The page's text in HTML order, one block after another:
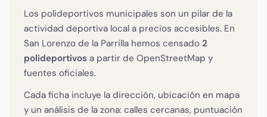
Los polideportivos municipales son un pilar de la
actividad deportiva local a precios accesibles. En
San Lorenzo de la Parrilla hemos censado 2
polideportivos a partir de OpenStreetMap y
fuentes oficiales.
Cada ficha incluye la dirección, ubicación en mapa
y un análisis de la zona: calles cercanas, puntuación